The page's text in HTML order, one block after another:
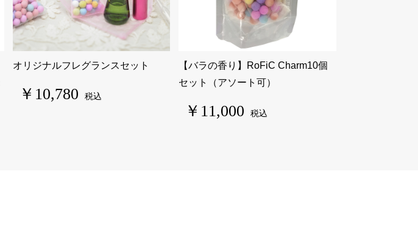
オリジナルフレグランスセット
￥10,780 税込
【バラの香り】RoFiC Charm10個
セット（アソート可）
￥11,000 税込